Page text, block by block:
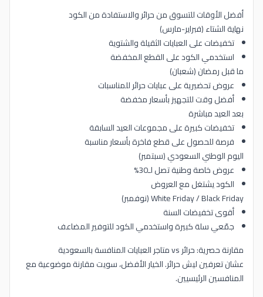
أفضل الأوقات للتسوق من حرائر والاستفادة من الكود
نهاية الشتاء (فبراير-مارس)
تخفيضات على العبايات الثقيلة والشتوية
استخدمي الكود على القطع المخفضة
ما قبل رمضان (شعبان)
عروض تحضيرية على عبايات حرائر للمناسبات
أفضل وقت للتجهيز بأسعار مخفضة
بعد العيد مباشرة
تخفيضات كبيرة على مجموعات العيد السابقة
فرصة للحصول على قطع فاخرة بأسعار مناسبة
اليوم الوطني السعودي (سبتمبر)
عروض خاصة وطنية تصل لـ30%
الكود يشتغل مع العروض
White Friday / Black Friday (نوفمبر)
أقوى تخفيضات السنة
جمّعي سلة كبيرة واستخدمي الكود للتوفير المضاعف
مقارنة حصرية: حرائر vs متاجر العبايات المنافسة بالسعودية
عشان تعرفين ليش حرائر. الخيار الأفضل، سويت مقارنة موضوعية مع
المنافسين الرئيسيين.